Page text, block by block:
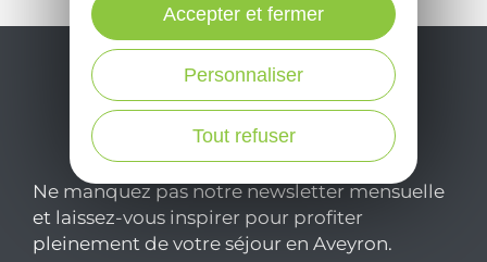
Ne manquez pas notre newsletter mensuelle
et laissez-vous inspirer pour profiter
pleinement de votre séjour en Aveyron.
Tout refuser
Personnaliser
Accepter et fermer